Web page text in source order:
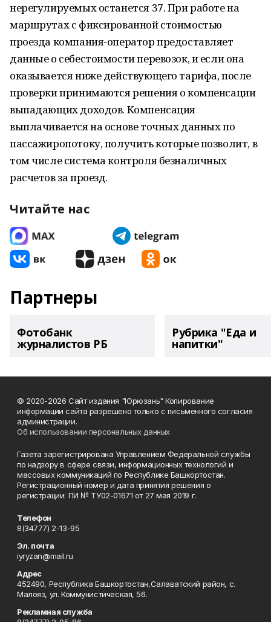
нерегулируемых останется 37. При работе на
маршрутах с фиксированной стоимостью
проезда компания-оператор предоставляет
данные о себестоимости перевозок, и если она
оказывается ниже действующего тарифа, после
проверки принимаются решения о компенсации
выпадающих доходов. Компенсация
выплачивается на основе точных данных по
пассажиропотоку, получить которые позволит, в
том числе система контроля безналичных
расчетов за проезд.
Читайте нас
Партнеры
Фотобанк
журналистов РБ
Рубрика "Еда и
напитки"
© 2020-2026 Сайт издания "Юрюзань" Копирование
информации сайта разрешено только с письменного согласия
администрации.
Об использовании персональных данных
Газета зарегистрирована Управлением Федеральной службы
по надзору в сфере связи, информационных технологий и
массовых коммуникаций по Республике Башкортостан.
Регистрационный номер и дата принятия решения о
регистрации: ПИ № ТУ02-01671 от 27 мая 2019 г.
Телефон
8(34777) 2-13-95
Эл. почта
iyryzan@mail.ru
Адрес
452490, Республика Башкортостан,Салаватский район, с.
Малояз, ул. Коммунистическая, 56.
Рекламная служба